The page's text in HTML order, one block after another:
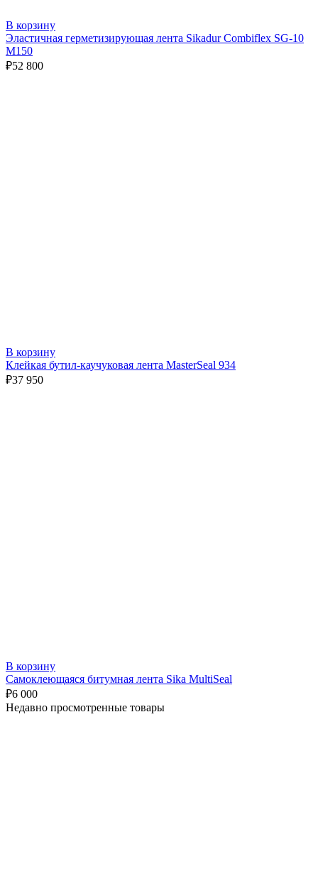
В корзину
Эластичная герметизирующая лента Sikadur Combiflex SG-10
M150
₽52 800
В корзину
Клейкая бутил-каучуковая лента MasterSeal 934
₽37 950
В корзину
Самоклеющаяся битумная лента Sika MultiSeal
₽6 000
Недавно просмотренные товары